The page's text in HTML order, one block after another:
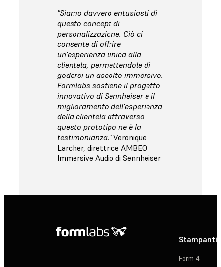
"Siamo davvero entusiasti di
questo concept di
personalizzazione. Ciò ci
consente di offrire
un'esperienza unica alla
clientela, permettendole di
godersi un ascolto immersivo.
Formlabs sostiene il progetto
innovativo di Sennheiser e il
miglioramento dell'esperienza
della clientela attraverso
questo prototipo ne è la
testimonianza."Veronique
Larcher, direttrice AMBEO
Immersive Audio di Sennheiser
Stampanti
Form 4